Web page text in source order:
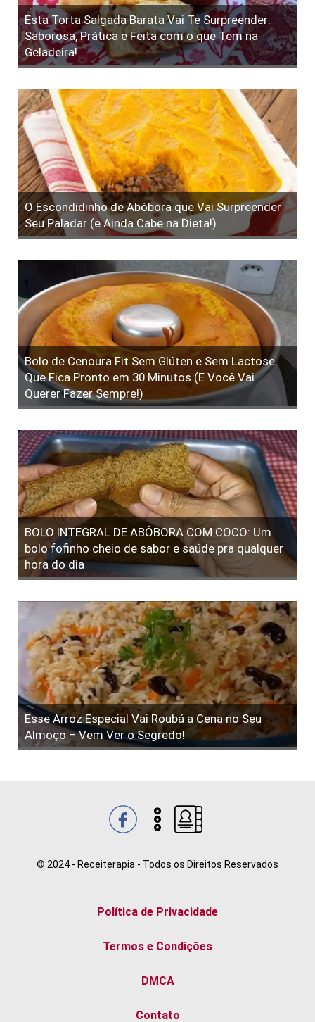
Esta Torta Salgada Barata Vai Te Surpreender:
Saborosa, Prática e Feita com o que Tem na
Geladeira!
O Escondidinho de Abóbora que Vai Surpreender
Seu Paladar (e Ainda Cabe na Dieta!)
Bolo de Cenoura Fit Sem Glúten e Sem Lactose
Que Fica Pronto em 30 Minutos (E Você Vai
Querer Fazer Sempre!)
BOLO INTEGRAL DE ABÓBORA COM COCO: Um
bolo fofinho cheio de sabor e saúde pra qualquer
hora do dia
Esse Arroz Especial Vai Roubá a Cena no Seu
Almoço – Vem Ver o Segredo!
© 2024 - Receiterapia - Todos os Direitos Reservados
Contato
DMCA
Termos e Condições
Política de Privacidade